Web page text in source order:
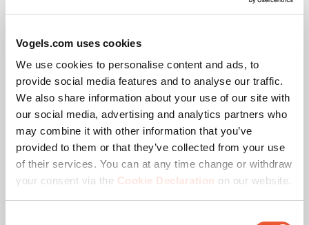
Vogels.com uses cookies
We use cookies to personalise content and ads, to
provide social media features and to analyse our traffic.
We also share information about your use of our site with
our social media, advertising and analytics partners who
may combine it with other information that you’ve
provided to them or that they’ve collected from your use
of their services. You can at any time change or withdraw
your consent via the Cookie Declaration on our website.
53
Som valgt fra
349,00 kr. 479,00 kr.